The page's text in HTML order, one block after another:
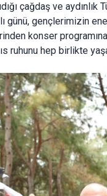
çağdaş ve
günü, gençlerimizin
konser
ruhunu hep birlikte